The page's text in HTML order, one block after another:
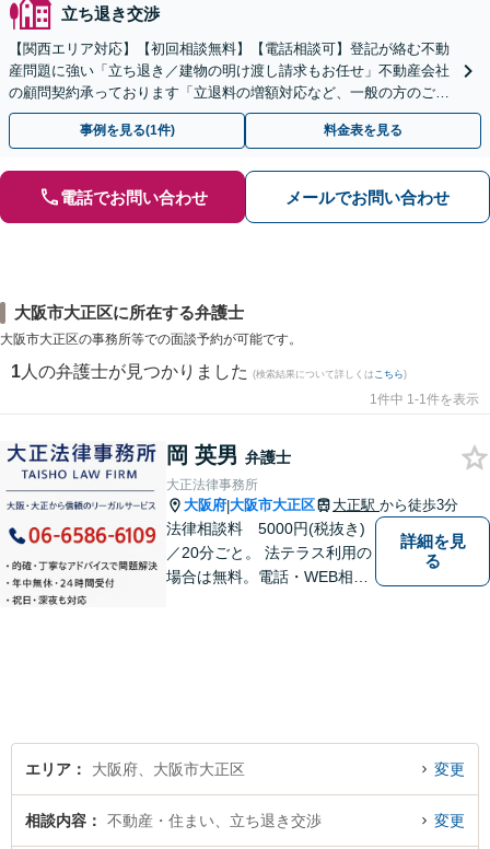
立ち退き交渉
【関西エリア対応】【初回相談無料】【電話相談可】登記が絡む不動
産問題に強い「立ち退き／建物の明け渡し請求もお任せ」不動産会社
の顧問契約承っております「立退料の増額対応など、一般の方のご相
談に対応」【夜間・休日面談可】【メール相談対応】
事例を見る(1件) 料金表を見る
電話でお問い合わせ メールでお問い合わせ
大阪市大正区に所在する弁護士
大阪市大正区の事務所等での面談予約が可能です。
1 人の弁護士が見つかりました (検索結果について詳しくは こちら)
1件中 1-1件を表示
岡 英男 弁護士
大正法律事務所
大阪府|大阪市大正区 大正駅 から徒歩3分
法律相談料 5000円(税抜き)
／20分ごと。 法テラス利用の
場合は無料。電話・WEB相談
詳細を見
る
エリア 大阪府、大阪市大正区 変更
相談内容 不動産・住まい、立ち退き交渉 変更